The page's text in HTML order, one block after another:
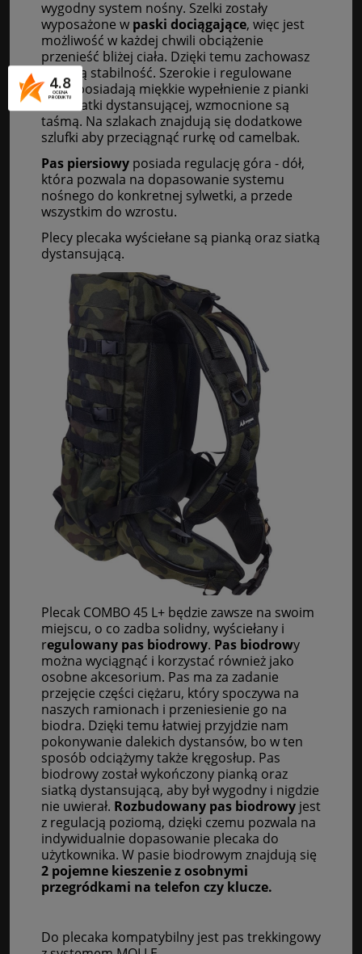
wygodny system nośny. Szelki zostały
wyposażone w paski dociągające, więc jest
możliwość w każdej chwili obciążenie
przenieść bliżej ciała. Dzięki temu zachowasz
większą stabilność. Szerokie i regulowane
szelki posiadają miękkie wypełnienie z pianki
oraz siatki dystansującej, wzmocnione są
taśmą. Na szlakach znajdują się dodatkowe
szlufki aby przeciągnąć rurkę od camelbak.
Pas piersiowy posiada regulację góra - dół,
która pozwala na dopasowanie systemu
nośnego do konkretnej sylwetki, a przede
wszystkim do wzrostu.
Plecy plecaka wyściełane są pianką oraz siatką
dystansującą.
Plecak COMBO 45 L+ będzie zawsze na swoim
miejscu, o co zadba solidny, wyściełany i
regulowany pas biodrowy. Pas biodrowy
można wyciągnąć i korzystać również jako
osobne akcesorium. Pas ma za zadanie
przejęcie części ciężaru, który spoczywa na
naszych ramionach i przeniesienie go na
biodra. Dzięki temu łatwiej przyjdzie nam
pokonywanie dalekich dystansów, bo w ten
sposób odciążymy także kręgosłup. Pas
biodrowy został wykończony pianką oraz
siatką dystansującą, aby był wygodny i nigdzie
nie uwierał. Rozbudowany pas biodrowy jest
z regulacją poziomą, dzięki czemu pozwala na
indywidualnie dopasowanie plecaka do
użytkownika. W pasie biodrowym znajdują się
2 pojemne kieszenie z osobnymi
przegródkami na telefon czy klucze.
Do plecaka kompatybilny jest pas trekkingowy
4.8
OCENA
PRODUKTU